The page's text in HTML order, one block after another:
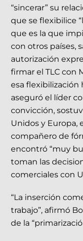
“sincerar” su
que se flexibilice
que es la que
con otros países,
autorización
firmar el TLC con
esa flexibilización
aseguró el líder
convicción,
Unidos y Europa,
compañero de
encontró “muy
toman las
comerciales con
“La inserción
trabajo”, afirmó
de la